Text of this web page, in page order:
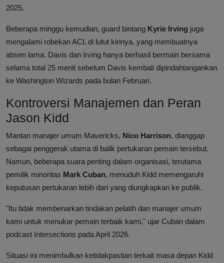
2025.
Beberapa minggu kemudian, guard bintang Kyrie Irving juga
mengalami robekan ACL di lutut kirinya, yang membuatnya
absen lama. Davis dan Irving hanya berhasil bermain bersama
selama total 25 menit sebelum Davis kembali dipindahtangankan
ke Washington Wizards pada bulan Februari.
Kontroversi Manajemen dan Peran
Jason Kidd
Mantan manajer umum Mavericks, Nico Harrison, dianggap
sebagai penggerak utama di balik pertukaran pemain tersebut.
Namun, beberapa suara penting dalam organisasi, terutama
pemilik minoritas Mark Cuban, menuduh Kidd memengaruhi
keputusan pertukaran lebih dari yang diungkapkan ke publik.
"Itu tidak membenarkan tindakan pelatih dan manajer umum
kami untuk menukar pemain terbaik kami," ujar Cuban dalam
podcast Intersections pada April 2026.
Situasi ini menimbulkan ketidakpastian terkait masa depan Kidd